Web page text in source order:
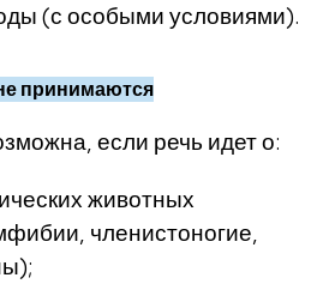
(с особыми условиями).
принимаются
если речь идет о:
животных
членистоногие,